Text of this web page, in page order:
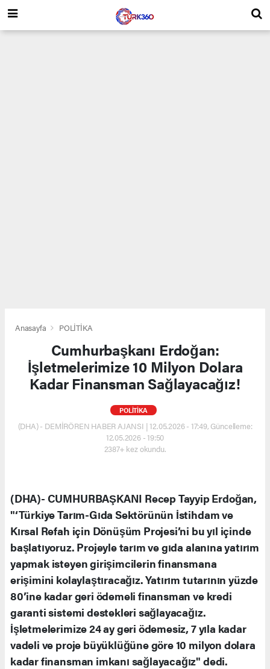
Anasayfa POLİTİKA
Cumhurbaşkanı Erdoğan:
İşletmelerimize 10 Milyon Dolara
Kadar Finansman Sağlayacağız!
POLİTİKA
(DHA) - DEMİRÖREN HABER AJANSI | 12.05.2026 - 17:49, Güncelleme:
12.05.2026 - 19:50
2387+ kez okundu.
(DHA)- CUMHURBAŞKANI Recep Tayyip Erdoğan,
"‘Türkiye Tarım-Gıda Sektörünün İstihdam ve
Kırsal Refah için Dönüşüm Projesi’ni bu yıl içinde
başlatıyoruz. Projeyle tarım ve gıda alanına yatırım
yapmak isteyen girişimcilerin finansmana
erişimini kolaylaştıracağız. Yatırım tutarının yüzde
80’ine kadar geri ödemeli finansman ve kredi
garanti sistemi destekleri sağlayacağız.
İşletmelerimize 24 ay geri ödemesiz, 7 yıla kadar
vadeli ve proje büyüklüğüne göre 10 milyon dolara
kadar finansman imkanı sağlayacağız" dedi.